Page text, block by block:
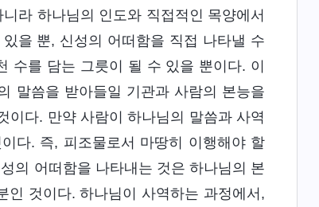
라 하나님의 인도와 직접적인 목양에서
을 뿐, 신성의 어떠함을 직접 나타낼 수
수를 담는 그릇이 될 수 있을 뿐이다. 이
말씀을 받아들일 기관과 사람의 본능을
이다. 만약 사람이 하나님의 말씀과 사역
다. 즉, 피조물로서 마땅히 이행해야 할
의 어떠함을 나타내는 것은 하나님의 본
인 것이다. 하나님이 사역하는 과정에서,